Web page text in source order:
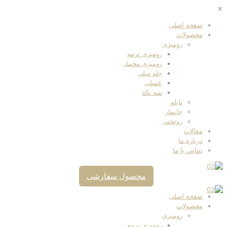
✕
صفحه اصلی
محصولات
رومیزی
رومیزی ترمه
رومیزی مخمل
جلو مبلی
عسلی
سه تکه
تابلو
جانماز
روتختی
مقالات
درباره ما
تماس با ما
محصول سفارشی
صفحه اصلی
محصولات
رومیزی
رومیزی ترمه